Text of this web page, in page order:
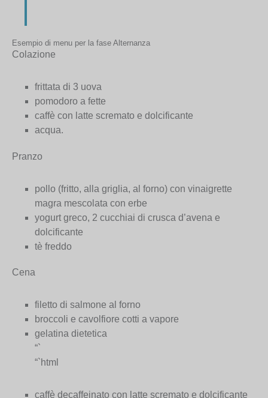
Esempio di menu per la fase Alternanza
Colazione
frittata di 3 uova
pomodoro a fette
caffè con latte scremato e dolcificante
acqua.
Pranzo
pollo (fritto, alla griglia, al forno) con vinaigrette
magra mescolata con erbe
yogurt greco, 2 cucchiai di crusca d’avena e
dolcificante
tè freddo
Cena
filetto di salmone al forno
broccoli e cavolfiore cotti a vapore
gelatina dietetica
“`
“`html
caffè decaffeinato con latte scremato e dolcificante